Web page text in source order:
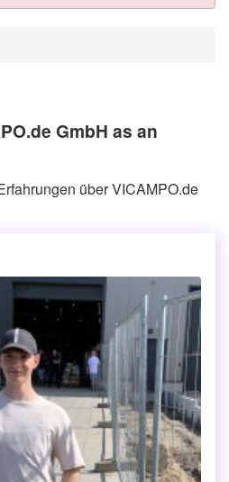
GmbH as an
über VICAMPO.de